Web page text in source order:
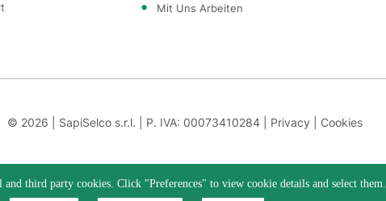
Mit Uns Arbeiten
© 2026 | SapiSelco s.r.l. | P. IVA: 00073410284 | Privacy Cookies
and third party cookies. Click "Preferences" to view cookie details and select them.